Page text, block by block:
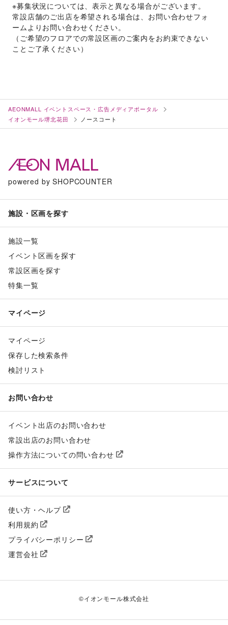
※募集状況については、表示と異なる場合がございます。
常設店舗のご出店を希望される場合は、お問い合わせフォ
ームよりお問い合わせください。
（ご希望のフロアでの常設区画のご案内をお約束できない
ことご了承ください）
AEONMALL イベントスペース・広告メディアポータル
イオンモール堺北花田
ノースコート
powered by SHOPCOUNTER
施設・区画を探す
施設一覧
イベント区画を探す
常設区画を探す
特集一覧
マイページ
マイページ
保存した検索条件
検討リスト
お問い合わせ
イベント出店のお問い合わせ
常設出店のお問い合わせ
操作方法についての問い合わせ
サービスについて
使い方・ヘルプ
利用規約
プライバシーポリシー
運営会社
©イオンモール株式会社